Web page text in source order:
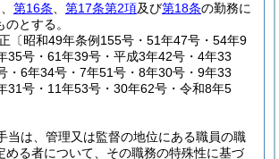
第16条 第17条第2項及び第18条の勤務に
とする。
〔昭和49年条例155号・51年47号・54年9
35号・61年39号・平成3年42号・4年33
・6年34号・7年51号・8年30号・9年33
31号・11年53号・30年62号・令和8年5
当は、管理又は監督の地位にある職員の職
める者について、その職務の特殊性に基づ